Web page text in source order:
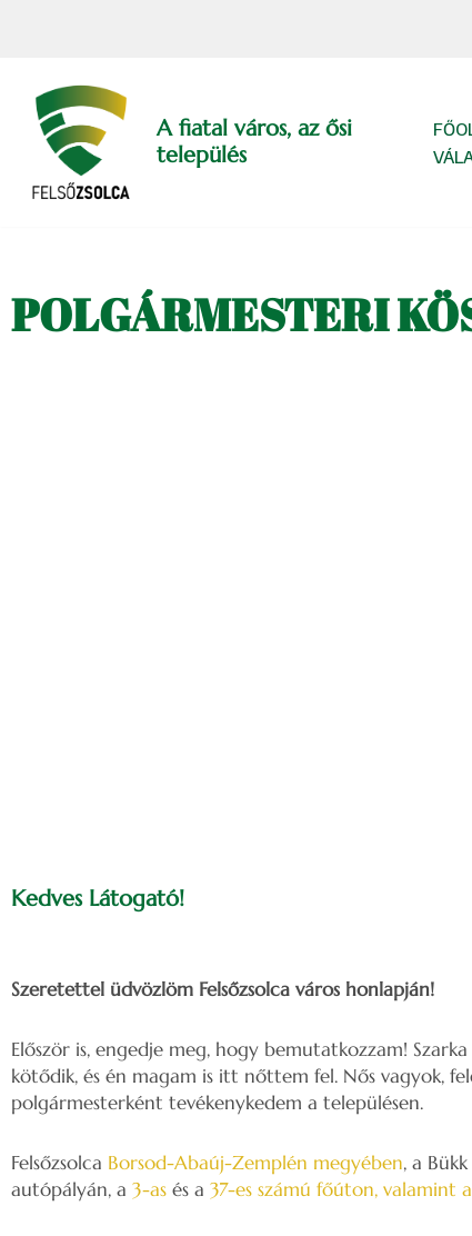
content
A fiatal város, az ősi
település
POLGÁRMESTERI
Kedves Látogató!
Szeretettel üdvözlöm Felsőzsolca város honlapján!
Először is, engedje meg, hogy bemutatkozzam!
kötődik, és én magam is itt nőttem fel. Nős vagyok,
polgármesterként tevékenykedem a településen.
Felsőzsolca Borsod-Abaúj-Zemplén megyében, a
autópályán, a 3-as és a 37-es számú főúton, valamint